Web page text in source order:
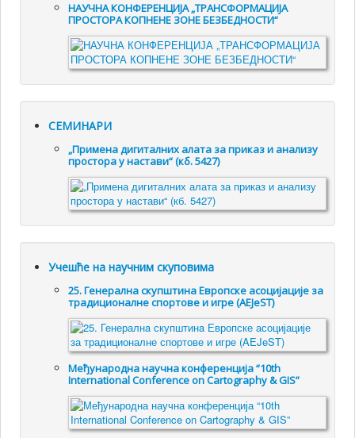
НАУЧНА КОНФЕРЕНЦИЈА „ТРАНСФОРМАЦИЈА
ПРОСТОРА КОПНЕНЕ ЗОНЕ БЕЗБЕДНОСТИ“
СЕМИНАРИ
„Примена дигиталних алата за приказ и анализу
простора у настави“ (кб. 5427)
Учешће на научним скуповима
25. Генералнa скупштинa Европске асоцијације за
традиционалне спортове и игре (AEJeST)
Међународна научна конференција “10th
International Conference on Cartography & GIS”